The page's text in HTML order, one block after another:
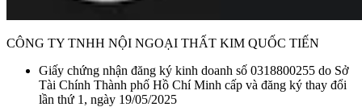
CÔNG TY TNHH NỘI NGOẠI THẤT KIM QUỐC TIẾN
Giấy chứng nhận đăng ký kinh doanh số 0318800255 do Sở
Tài Chính Thành phố Hồ Chí Minh cấp và đăng ký thay đổi
lần thứ 1, ngày 19/05/2025